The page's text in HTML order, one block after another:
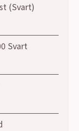
(Svart)
Svart